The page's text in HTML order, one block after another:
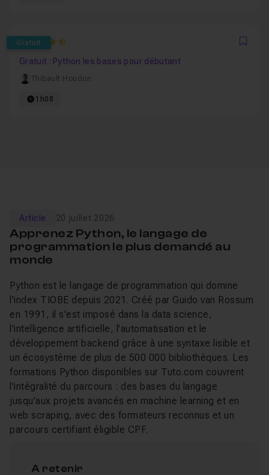
Gratuit
4.6415094339623
Gratuit : Python les bases pour débutant
Thibault Houdon
1h08
Article 20 juillet 2026
Apprenez Python, le langage de
programmation le plus demandé au
monde
Python est le langage de programmation qui domine
l'index TIOBE depuis 2021. Créé par Guido van Rossum
en 1991, il s'est imposé dans la data science,
l'intelligence artificielle, l'automatisation et le
développement backend grâce à une syntaxe lisible et
un écosystème de plus de 500 000 bibliothèques. Les
formations Python disponibles sur Tuto.com couvrent
l'intégralité du parcours : des bases du langage
jusqu'aux projets avancés en machine learning et en
web scraping, avec des formateurs reconnus et un
parcours certifiant éligible CPF.
A retenir